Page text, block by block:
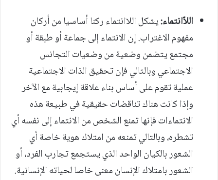
اللاّانتماء:يشكل اللاانتماء ركنا أساسيا من أركان
مفهوم الاغتراب. إن الانتماء إلى جماعة أو طبقة أو
مجتمع يتضمن وضعية من وضعيات التجانس
الاجتماعي وبالتالي فإن تحقيق الذات الاجتماعية
عملية تقوم على أساس بناء علاقة إيجابية مع الآخر
وإذا كانت هناك تناقضات حقيقية في طبيعة هذه
الانتماءات فإنها تمنع الشخص من الانتماء إلى نفسه أي
تشطره، وبالتالي تمنعه من امتلاك هوية خاصة أي
الشعور بالكيان الواحد الذي يستجمع تجارب الفرد، أو
الشعور بامتلاك الإنسان معنى خاصا لحياته الإنسانية.